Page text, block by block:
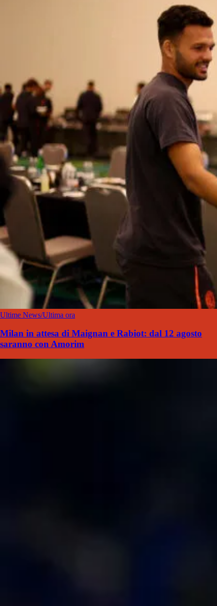
Ultime News/Ultima ora
Milan in attesa di Maignan e Rabiot: dal 12 agosto
saranno con Amorim